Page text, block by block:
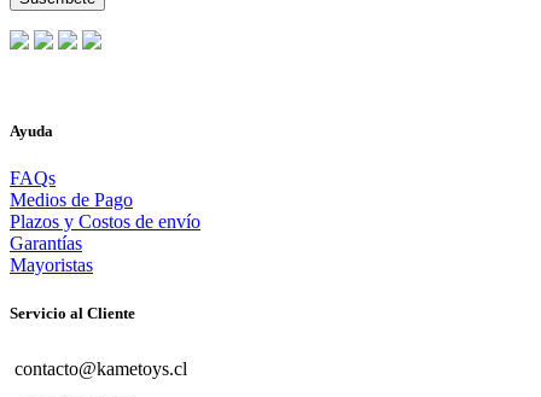
Ayuda
FAQs
Medios de Pago
Plazos y Costos de envío
Garantías
Mayoristas
Servicio al Cliente
contacto@kametoys.cl